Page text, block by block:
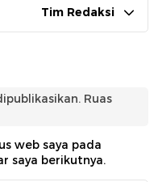
Tim Redaksi
Ruas
web saya pada
saya berikutnya.